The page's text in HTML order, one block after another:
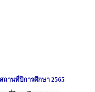
ถานที่ปีการศึกษา 2565